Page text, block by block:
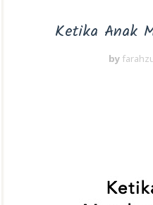
Ketika Anak
by